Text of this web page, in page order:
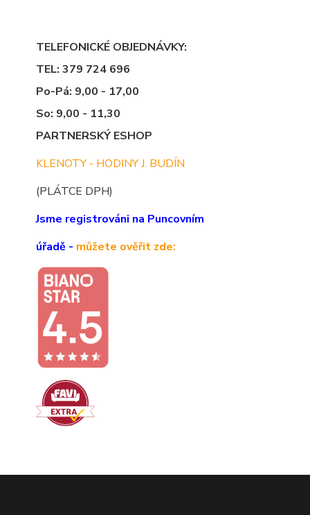
TELEFONICKÉ OBJEDNÁVKY:
TEL: 379 724 696
Po-Pá: 9,00 - 17,00
So: 9,00 - 11,30
PARTNERSKÝ ESHOP
KLENOTY - HODINY J. BUDÍN
(PLÁTCE DPH)
Jsme registrováni na Puncovním
úřadě - můžete ověřit zde: